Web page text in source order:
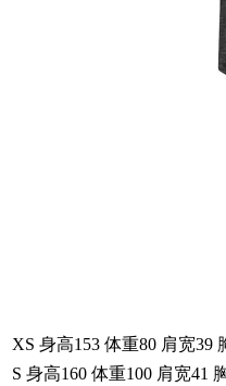
XS 身高153 体重80 肩宽39
S 身高160 体重100 肩宽41